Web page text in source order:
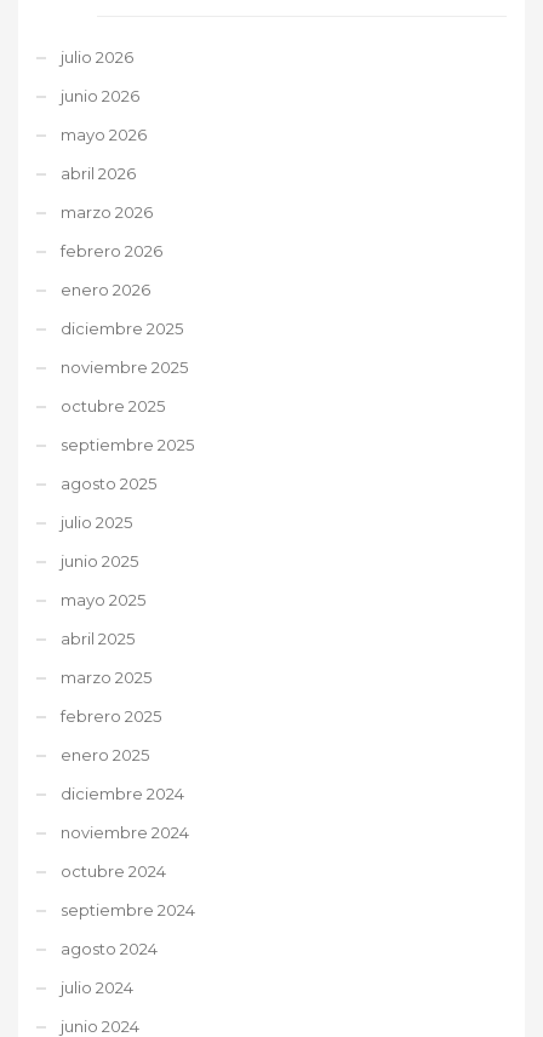
julio 2026
junio 2026
mayo 2026
abril 2026
marzo 2026
febrero 2026
enero 2026
diciembre 2025
noviembre 2025
octubre 2025
septiembre 2025
agosto 2025
julio 2025
junio 2025
mayo 2025
abril 2025
marzo 2025
febrero 2025
enero 2025
diciembre 2024
noviembre 2024
octubre 2024
septiembre 2024
agosto 2024
julio 2024
junio 2024